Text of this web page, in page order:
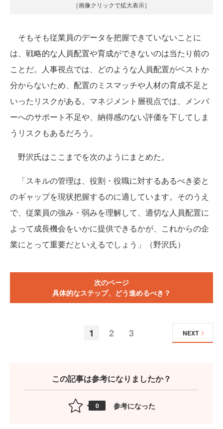
［画像クリックで拡大表示］
そもそも従業員のデータを把握できていないことに
は、戦略的な人員配置や育成ができないのは当たり前の
ことだ。人事視点では、どのような人員配置がベストか
分からないため、配置のミスマッチや人材の育成不足と
いったリスクがある。マネジメント層視点では、メンバ
ーへのサポート不足や、納得感のない評価を下してしま
うリスクもあるだろう。
野沢氏はここまでを次のようにまとめた。
「スキルの管理は、役割・役職に対するあるべき姿と
のギャップを現状把握するのに適しています。そのうえ
で、従業員の強み・弱みを理解して、適切な人員配置に
よって成長機会をいかに提供できるかが、これからの企
業にとって重要だといえるでしょう」（野沢氏）
次のページ
具体的なステップ、どう進めるべき？
1 2 3 NEXT
この記事は参考になりましたか？
0 参考になった